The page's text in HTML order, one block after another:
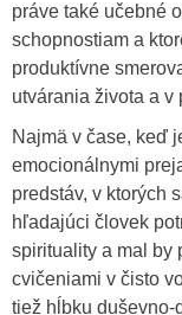
práve také učebné
schopnostiam a
produktívne
utvárania života a v
Najmä v čase, keď
emocionálnymi
predstáv, v ktorých
hľadajúci človek
spirituality a mal by
cvičeniami v čisto
tiež hĺbku duševno-